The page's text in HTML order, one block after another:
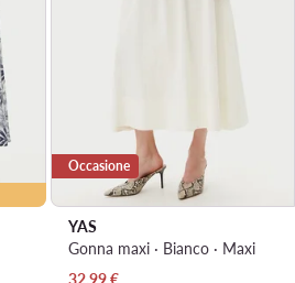
Occasione
YAS
Gonna maxi · Bianco · Maxi
Prezzo attuale